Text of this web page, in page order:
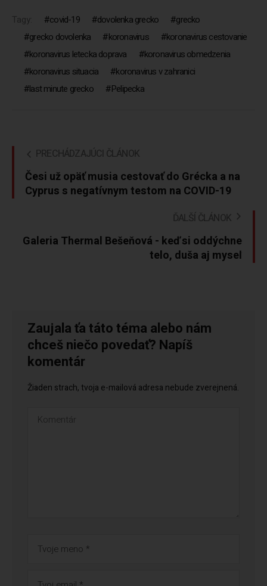
Tagy: covid-19 dovolenka grecko
grecko
grecko dovolenka
koronavirus
koronavirus cestovanie
koronavirus letecka doprava
koronavirus obmedzenia
koronavirus situacia
koronavirus v zahranici
last minute grecko
Pelipecka
PRECHÁDZAJÚCI ČLÁNOK
Česi už opäť musia cestovať do Grécka a na
Cyprus s negatívnym testom na COVID-19
ĎALŠÍ ČLÁNOK
Galeria Thermal Bešeňová - keď si oddýchne
telo, duša aj myseľ
Zaujala ťa táto téma alebo nám
chceš niečo povedať? Napíš
komentár
Žiaden strach, tvoja e-mailová adresa nebude zverejnená.